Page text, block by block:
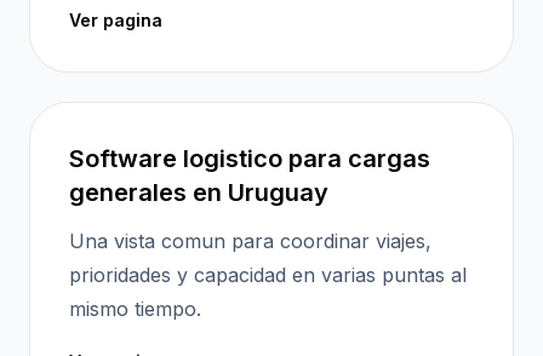
Ver pagina
Software logistico para cargas
generales en Uruguay
Una vista comun para coordinar viajes,
prioridades y capacidad en varias puntas al
mismo tiempo.